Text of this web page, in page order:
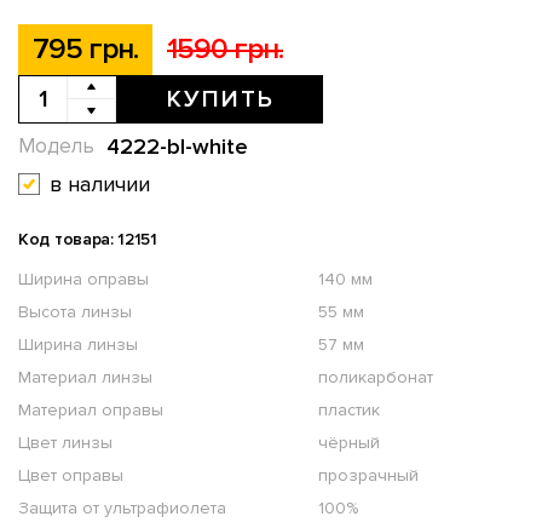
795 грн. 1590 грн.
КУПИТЬ
4222-bl-white
Модель
в наличии
Код товара: 12151
Ширина оправы
140 мм
Высота линзы
55 мм
Ширина линзы
57 мм
Материал линзы
поликарбонат
Материал оправы
пластик
Цвет линзы
чёрный
Цвет оправы
прозрачный
Защита от ультрафиолета
100%